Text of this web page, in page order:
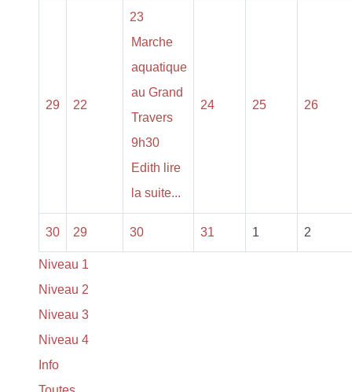
29 22
23
Marche
aquatique
au Grand
Travers
9h30
Edith lire
la suite...
24 25 26
30 29 30 31 1 2
Niveau 1
Niveau 2
Niveau 3
Niveau 4
Info